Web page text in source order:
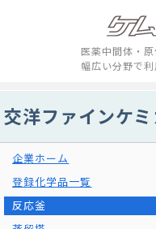
医薬中間体・
幅広い分野で
交洋ファインケミ
企業ホーム
登録化学品一覧
反応釜